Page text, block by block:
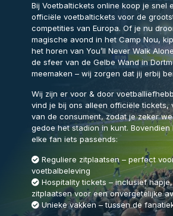
Bij Voetbaltickets online koop je snel
officiële voetbaltickets voor de
competities van Europa. Of je nu
magische avond in het Camp Nou,
het horen van You’ll Never Walk
de sfeer van de Gelbe Wand in
meemaken – wij zorgen dat jij erbij
Wij zijn er voor & door
vind je bij ons alleen officiële tickets,
van de consument, zodat je zeker
gedoe het stadion in kunt.
elke fan iets passends:
Reguliere zitplaatsen – perfect
voetbalbeleving
Hospitality tickets – inclusief
zitplaatsen voor een onvergetelijke
Unieke vakken – tussen de